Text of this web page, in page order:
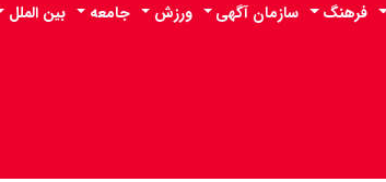
فرهنگ سازمان آگهی ورزش جامعه بین الملل